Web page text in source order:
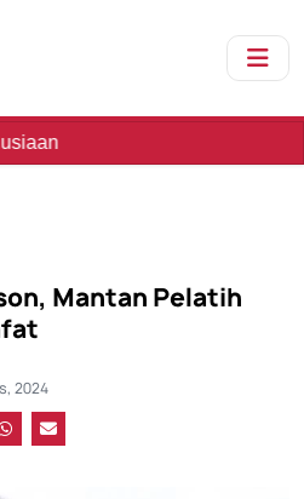
Mantan Pelatih
2024